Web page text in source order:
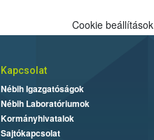
Cookie beállítások
Kapcsolat
Nébih Igazgatóságok
Nébih Laboratóriumok
Kormányhivatalok
Sajtókapcsolat